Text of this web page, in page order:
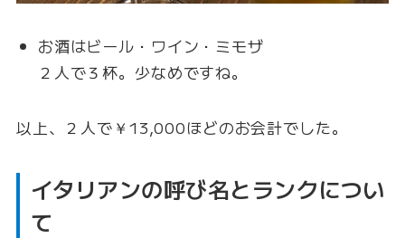
お酒はビール・ワイン・ミモザ
２人で３杯。少なめですね。
以上、２人で￥13,000ほどのお会計でした。
イタリアンの呼び名とランクについ
て